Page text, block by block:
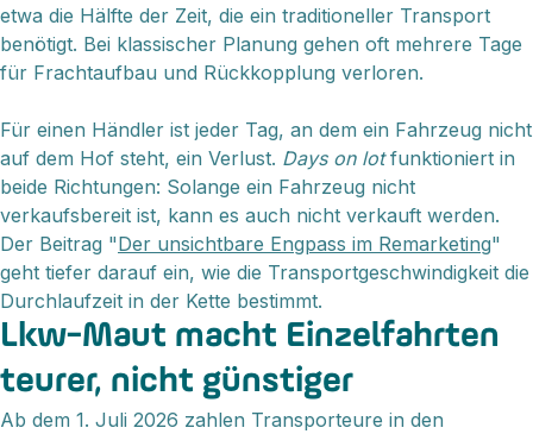
etwa die Hälfte der Zeit, die ein traditioneller Transport
benötigt. Bei klassischer Planung gehen oft mehrere Tage
für Frachtaufbau und Rückkopplung verloren.
Für einen Händler ist jeder Tag, an dem ein Fahrzeug nicht
auf dem Hof steht, ein Verlust. Days on lotfunktioniert in
beide Richtungen: Solange ein Fahrzeug nicht
verkaufsbereit ist, kann es auch nicht verkauft werden.
Der Beitrag "Der unsichtbare Engpass im Remarketing"
geht tiefer darauf ein, wie die Transportgeschwindigkeit die
Durchlaufzeit in der Kette bestimmt.
Lkw-Maut macht Einzelfahrten
teurer, nicht günstiger
Ab dem 1. Juli 2026 zahlen Transporteure in den